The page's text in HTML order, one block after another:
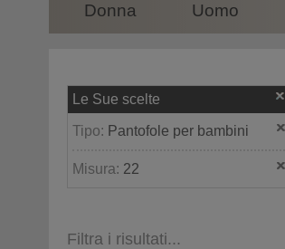
Donna Uomo
Le Sue scelte
Tipo: Pantofole per bambini
Misura: 22
Filtra i risultati...